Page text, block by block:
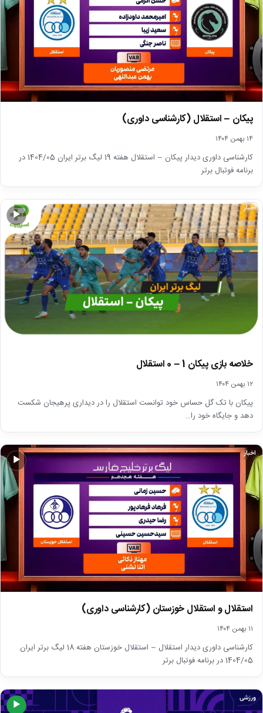
پیکان – استقلال (کارشناسی داوری)
۱۴ بهمن ۱۴۰۴
کارشناسی داوری دیدار پیکان – استقلال هفته 19 لیگ برتر ایران 1404/05 در
برنامه فوتبال برتر
▶
اخبار
خلاصه بازی پیکان 1 – 0 استقلال
۱۲ بهمن ۱۴۰۴
پیکان با تک گل حساس خود توانست استقلال را در دیداری پرهیجان شکست
دهد و جایگاه خود را…
▶
اخبار
استقلال و استقلال خوزستان (کارشناسی داوری)
۱۱ بهمن ۱۴۰۴
کارشناسی داوری دیدار استقلال – استقلال خوزستان هفته 18 لیگ برتر ایران
1404/05 در برنامه فوتبال برتر
▶
ورزشی